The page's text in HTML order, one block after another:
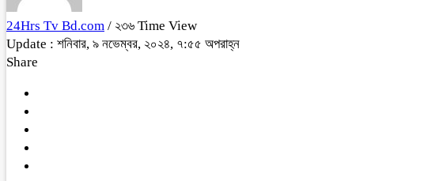
24Hrs Tv Bd.com / ২৩৬ Time View
Update : শনিবার, ৯ নভেম্বর, ২০২৪, ৭:৫৫ অপরাহ্ন
Share